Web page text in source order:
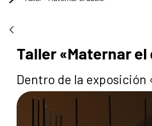
Taller «Maternar el
Dentro de la exposición